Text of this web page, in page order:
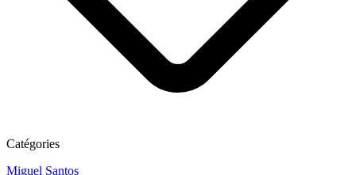
Catégories
Miguel Santos